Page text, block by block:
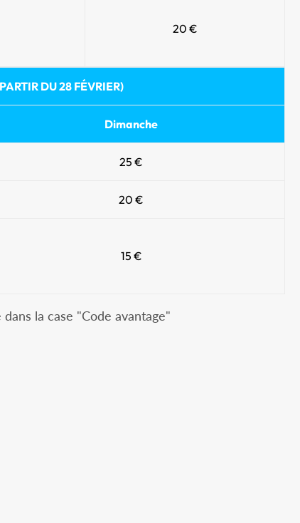
20 €
DU 28 FÉVRIER)
Dimanche
25 €
20 €
15 €
la case "Code avantage"